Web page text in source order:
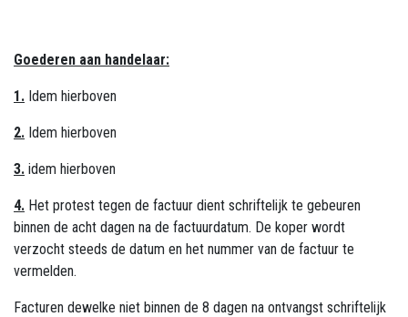
Goederen aan handelaar:
1. Idem hierboven
2. Idem hierboven
3. idem hierboven
4. Het protest tegen de factuur dient schriftelijk te gebeuren
binnen de acht dagen na de factuurdatum. De koper wordt
verzocht steeds de datum en het nummer van de factuur te
vermelden.
Facturen dewelke niet binnen de 8 dagen na ontvangst schriftelijk